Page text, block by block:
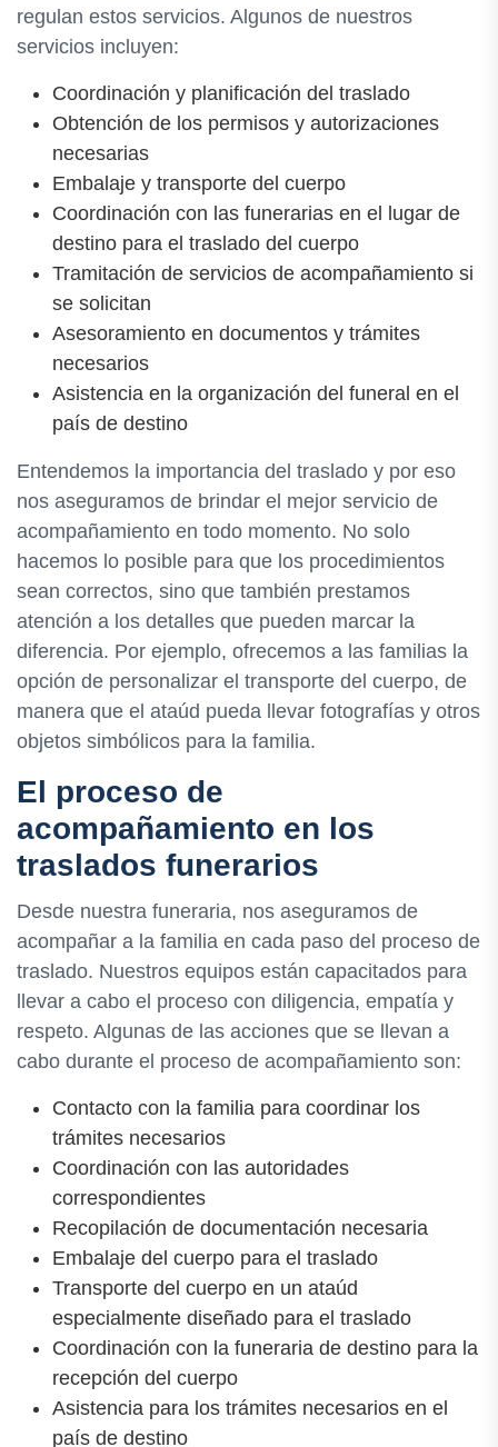
regulan estos servicios. Algunos de nuestros
servicios incluyen:
Coordinación y planificación del traslado
Obtención de los permisos y autorizaciones
necesarias
Embalaje y transporte del cuerpo
Coordinación con las funerarias en el lugar de
destino para el traslado del cuerpo
Tramitación de servicios de acompañamiento si
se solicitan
Asesoramiento en documentos y trámites
necesarios
Asistencia en la organización del funeral en el
país de destino
Entendemos la importancia del traslado y por eso
nos aseguramos de brindar el mejor servicio de
acompañamiento en todo momento. No solo
hacemos lo posible para que los procedimientos
sean correctos, sino que también prestamos
atención a los detalles que pueden marcar la
diferencia. Por ejemplo, ofrecemos a las familias la
opción de personalizar el transporte del cuerpo, de
manera que el ataúd pueda llevar fotografías y otros
objetos simbólicos para la familia.
El proceso de
acompañamiento en los
traslados funerarios
Desde nuestra funeraria, nos aseguramos de
acompañar a la familia en cada paso del proceso de
traslado. Nuestros equipos están capacitados para
llevar a cabo el proceso con diligencia, empatía y
respeto. Algunas de las acciones que se llevan a
cabo durante el proceso de acompañamiento son:
Contacto con la familia para coordinar los
trámites necesarios
Coordinación con las autoridades
correspondientes
Recopilación de documentación necesaria
Embalaje del cuerpo para el traslado
Transporte del cuerpo en un ataúd
especialmente diseñado para el traslado
Coordinación con la funeraria de destino para la
recepción del cuerpo
Asistencia para los trámites necesarios en el
país de destino